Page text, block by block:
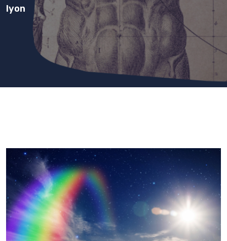
lyon